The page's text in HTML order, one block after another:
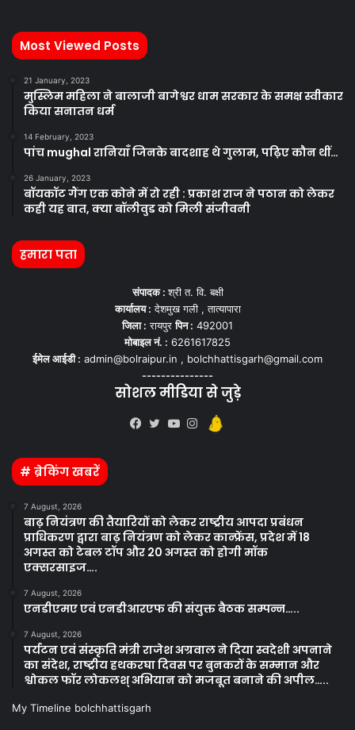
Most Viewed Posts
21 January, 2023
मुस्लिम महिला ने बालाजी बागेश्वर धाम सरकार के समक्ष स्वीकार
किया सनातन धर्म
14 February, 2023
पांच mughal रानियाँ जिनके बादशाह थे गुलाम, पढ़िए कौन थीं…
26 January, 2023
बॉयकॉट गैंग एक कोने में रो रही : प्रकाश राज ने पठान को लेकर
कही यह बात, क्या बॉलीवुड को मिली संजीवनी
हमारा पता
संपादक :श्री त. वि. बक्षी
कार्यालय : देशमुख गली , तात्यापारा
जिला : रायपुरपिन : 492001
मोबाइल नं. : 6261617825
ईमेल आईडी : admin@bolraipur.in , bolchhattisgarh@gmail.com
---------------
सोशल मीडिया से जुड़े
# ब्रेकिंग खबरें
7 August, 2026
बाढ़ नियंत्रण की तैयारियों को लेकर राष्ट्रीय आपदा प्रबंधन
प्राधिकरण द्वारा बाढ़ नियंत्रण को लेकर कान्फ्रेंस, प्रदेश में 18
अगस्त को टेबल टॉप और 20 अगस्त को होगी मॉक
एक्सरसाइज….
7 August, 2026
एनडीएमए एवं एनडीआरएफ की संयुक्त बैठक सम्पन्न…..
7 August, 2026
पर्यटन एवं संस्कृति मंत्री राजेश अग्रवाल ने दिया स्वदेशी अपनाने
का संदेश, राष्ट्रीय हथकरघा दिवस पर बुनकरों के सम्मान और
श्वोकल फॉर लोकलश् अभियान को मजबूत बनाने की अपील…..
My Timeline bolchhattisgarh